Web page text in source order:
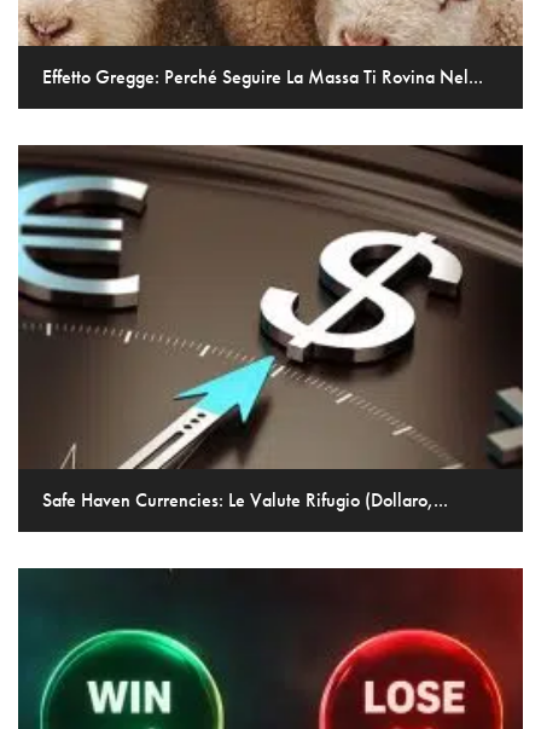
Effetto Gregge: Perché Seguire La Massa Ti Rovina Nel...
Safe Haven Currencies: Le Valute Rifugio (Dollaro,...